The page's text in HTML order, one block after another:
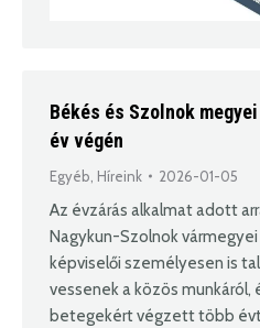
Békés és Szolnok
év végén
Egyéb, Híreink 2026-01-05
Az évzárás alkalmat adott
Nagykun-Szolnok
képviselői személyesen is
vessenek a közös munkáról,
betegekért végzett több